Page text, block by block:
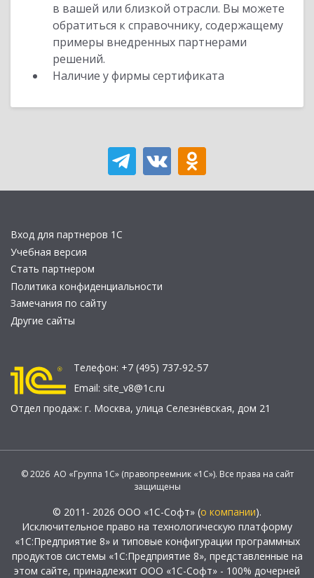
в вашей или близкой отрасли. Вы можете
обратиться к справочнику, содержащему
примеры внедренных партнерами
решений.
Наличие у фирмы сертификата
Вход для партнеров 1С
Учебная версия
Стать партнером
Политика конфиденциальности
Замечания по сайту
Другие сайты
Телефон: +7 (495) 737-92-57
Email: site_v8@1c.ru
Отдел продаж: г. Москва, улица Селезнёвская, дом 21
© 2026 АО «Группа 1С» (правопреемник «1С»). Все права на сайт
защищены
© 2011- 2026 ООО «1С-Софт» (о компании).
Исключительное право на технологическую платформу
«1С:Предприятие 8» и типовые конфигурации программных
продуктов системы «1С:Предприятие 8», представленные на
этом сайте, принадлежит ООО «1С-Софт» - 100% дочерней